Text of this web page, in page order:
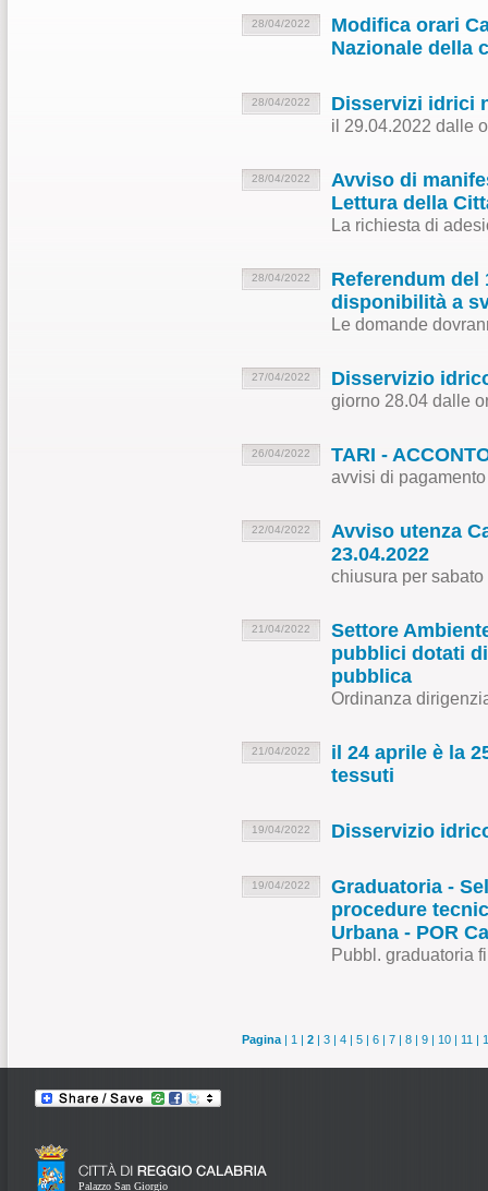
28/04/2022
Modifica orari
Nazionale della
28/04/2022 Disservizi idrici
il 29.04.2022 dalle
28/04/2022
Avviso di
Lettura della
La richiesta di
28/04/2022
Referendum del
disponibilità a
Le domande
27/04/2022 Disservizio
giorno 28.04 dalle
26/04/2022 TARI -
avvisi di
22/04/2022
Avviso utenza
23.04.2022
chiusura per
21/04/2022
Settore
pubblici dotati
pubblica
Ordinanza
21/04/2022
il 24 aprile è la
tessuti
19/04/2022 Disservizio
19/04/2022
Graduatoria -
procedure
Urbana - POR
Pubbl. graduatoria
Pagina | 1 | 2 | 3 | 4 | 5 | 6 | 7 | 8 | 9 | 10 | 11 |
Palazzo San Giorgio